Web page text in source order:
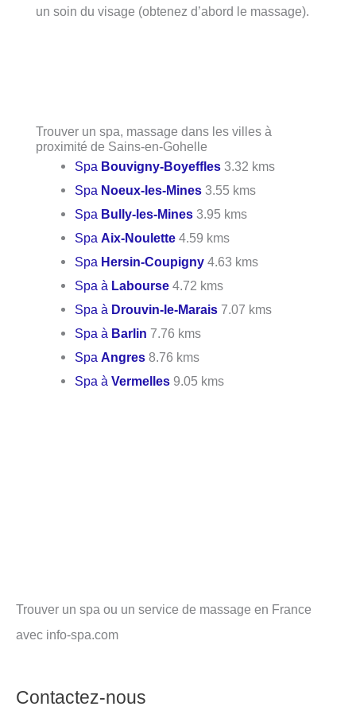
un soin du visage (obtenez d’abord le massage).
Trouver un spa, massage dans les villes à
proximité de Sains-en-Gohelle
Spa Bouvigny-Boyeffles 3.32 kms
Spa Noeux-les-Mines 3.55 kms
Spa Bully-les-Mines 3.95 kms
SpaAix-Noulette 4.59 kms
Spa Hersin-Coupigny 4.63 kms
Spa à Labourse 4.72 kms
Spa à Drouvin-le-Marais 7.07 kms
Spa à Barlin 7.76 kms
SpaAngres 8.76 kms
Spa àVermelles 9.05 kms
Trouver un spa ou un service de massage en France
avec info-spa.com
Contactez-nous